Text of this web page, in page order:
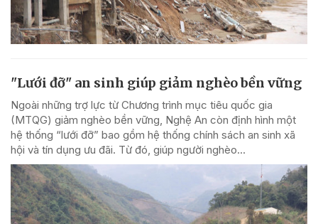
"Lưới đỡ" an sinh giúp giảm nghèo bền vững
Ngoài những trợ lực từ Chương trình mục tiêu quốc gia
(MTQG) giảm nghèo bền vững, Nghệ An còn định hình một
hệ thống “lưới đỡ” bao gồm hệ thống chính sách an sinh xã
hội và tín dụng ưu đãi. Từ đó, giúp người nghèo...